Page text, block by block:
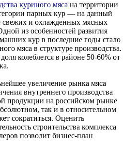
куриного мяса на территории
парных кур — на данный
свежих и охлажденных мясных
из особенностей развития
кур в последние годы стало
мяса в структуре производства.
колеблется в районе 50-60% от
увеличение рынка мяса
внутреннего производства
продукции на российском рынке
так и в относительном
сократиться. Оценить
строительства комплекса
позволит бизнес-план